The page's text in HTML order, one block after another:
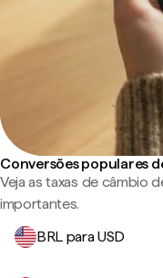
Conversões populares
Veja as taxas de câmbio
importantes.
BRL para USD